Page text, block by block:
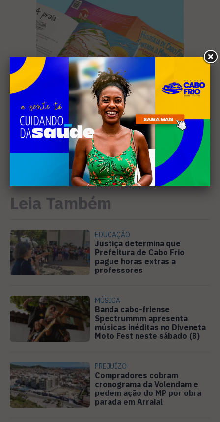
Leia Também
EDUCAÇÃO
Justiça determina que
Prefeitura de Cabo Frio
pague horas extras a
professores
MÚSICA
Banda cabo-friense
Spectrummm apresenta
músicas inéditas no Diveneta
Moto Fest neste sábado (8)
PREJUÍZO
Compradores cobram
cronograma da Volendam e
pedem ação do MP por obra
parada em Arraial